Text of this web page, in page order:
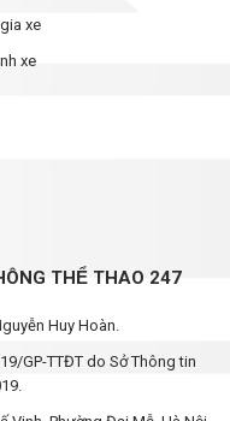
xe
xe
THỂ THAO 247
Huy Hoàn.
GP-TTĐT do Sở Thông tin